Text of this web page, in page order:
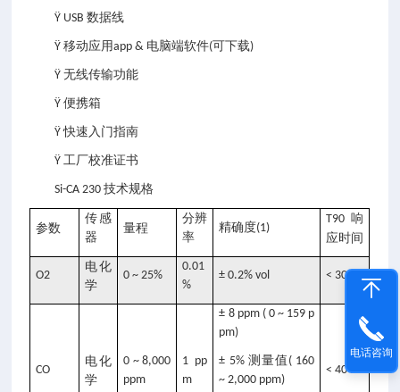
Ÿ USB数据线
Ÿ移动应用app & 电脑端软件(可下载)
Ÿ无线传输功能
Ÿ便携箱
Ÿ快速入门指南
Ÿ工厂校准证书
Si-CA 230技术规格
参数
传感
器
量程
分辨
率
精确度(1)
T90响
应时间
O2
电化
学
0 ~ 25%
0.01
%
± 0.2% vol < 30 s
CO
电化
学
0 ~ 8,000
ppm
1 pp
m
± 8 ppm ( 0 ~ 159 p
pm)
± 5% 测量值 ( 160
~ 2,000 ppm)
< 40 s
电话咨询